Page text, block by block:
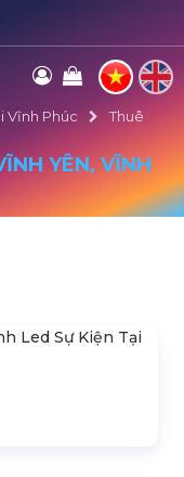
Vĩnh Phúc
Thuê
YÊN, VĨNH
Led Sự Kiện Tại